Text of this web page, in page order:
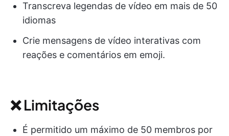
Transcreva legendas de vídeo em mais de 50
idiomas
Crie mensagens de vídeo interativas com
reações e comentários em emoji.
❌ Limitações
É permitido um máximo de 50 membros por